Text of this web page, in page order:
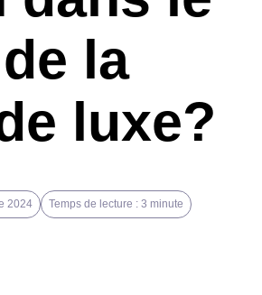
la
luxe?
2024 Temps de lecture : 3 minute